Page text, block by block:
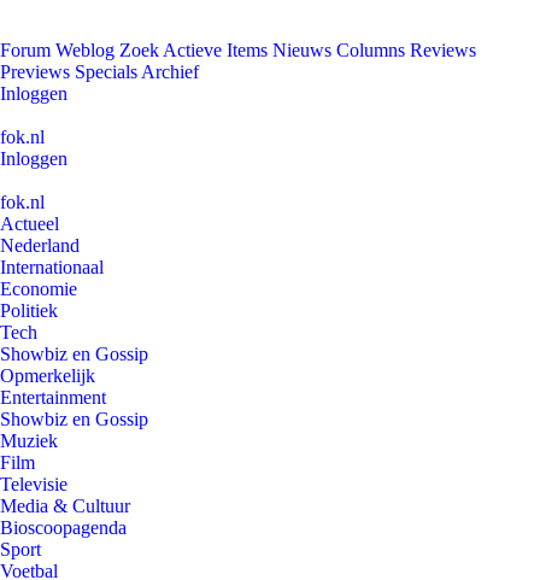
Forum Weblog Zoek Actieve Items Nieuws Columns Reviews
Previews Specials Archief
Inloggen
fok.nl
Inloggen
fok.nl
Actueel
Nederland
Internationaal
Economie
Politiek
Tech
Showbiz en Gossip
Opmerkelijk
Entertainment
Showbiz en Gossip
Muziek
Film
Televisie
Media & Cultuur
Bioscoopagenda
Sport
Voetbal